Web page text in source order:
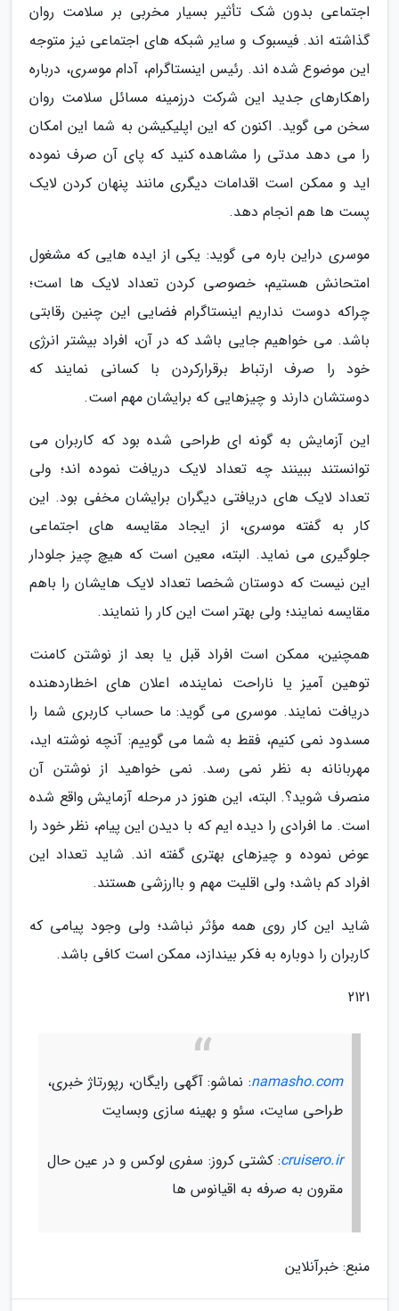
اجتماعی بدون شک تأثیر بسیار مخربی بر سلامت روان
گذاشته اند. فیسبوک و سایر شبکه های اجتماعی نیز متوجه
این موضوع شده اند. رئیس اینستاگرام، آدام موسری، درباره
راهکارهای جدید این شرکت درزمینه مسائل سلامت روان
سخن می گوید. اکنون که این اپلیکیشن به شما این امکان
را می دهد مدتی را مشاهده کنید که پای آن صرف نموده
اید و ممکن است اقدامات دیگری مانند پنهان کردن لایک
پست ها هم انجام دهد.
موسری دراین باره می گوید: یکی از ایده هایی که مشغول
امتحانش هستیم، خصوصی کردن تعداد لایک ها است؛
چراکه دوست نداریم اینستاگرام فضایی این چنین رقابتی
باشد. می خواهیم جایی باشد که در آن، افراد بیشتر انرژی
خود را صرف ارتباط برقرارکردن با کسانی نمایند که
دوستشان دارند و چیزهایی که برایشان مهم است.
این آزمایش به گونه ای طراحی شده بود که کاربران می
توانستند ببینند چه تعداد لایک دریافت نموده اند؛ ولی
تعداد لایک های دریافتی دیگران برایشان مخفی بود. این
کار به گفته موسری، از ایجاد مقایسه های اجتماعی
جلوگیری می نماید. البته، معین است که هیچ چیز جلودار
این نیست که دوستان شخصا تعداد لایک هایشان را باهم
مقایسه نمایند؛ ولی بهتر است این کار را ننمایند.
همچنین، ممکن است افراد قبل یا بعد از نوشتن کامنت
توهین آمیز یا ناراحت نماینده، اعلان های اخطاردهنده
دریافت نمایند. موسری می گوید: ما حساب کاربری شما را
مسدود نمی کنیم، فقط به شما می گوییم: آنچه نوشته اید،
مهربانانه به نظر نمی رسد. نمی خواهید از نوشتن آن
منصرف شوید؟. البته، این هنوز در مرحله آزمایش واقع شده
است. ما افرادی را دیده ایم که با دیدن این پیام، نظر خود را
عوض نموده و چیزهای بهتری گفته اند. شاید تعداد این
افراد کم باشد؛ ولی اقلیت مهم و باارزشی هستند.
شاید این کار روی همه مؤثر نباشد؛ ولی وجود پیامی که
کاربران را دوباره به فکر بیندازد، ممکن است کافی باشد.
2121
namasho.com: نماشو: آگهی رایگان، رپورتاژ خبری،
طراحی سایت، سئو و بهینه سازی وبسایت
cruisero.ir: کشتی کروز: سفری لوکس و در عین حال
مقرون به صرفه به اقیانوس ها
منبع: خبرآنلاین